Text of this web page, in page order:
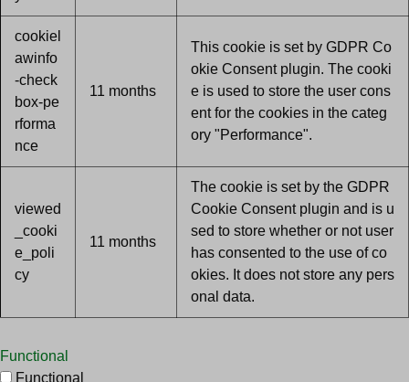
cookiel
awinfo
-check
box-pe
rforma
nce
11 months
This cookie is set by GDPR Co
okie Consent plugin. The cooki
e is used to store the user cons
ent for the cookies in the categ
ory "Performance".
viewed
_cooki
e_poli
cy
11 months
The cookie is set by the GDPR
Cookie Consent plugin and is u
sed to store whether or not user
has consented to the use of co
okies. It does not store any pers
onal data.
Functional
Functional